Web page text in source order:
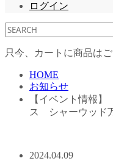
ログイン
只今、カートに商品はご
HOME
お知らせ
【イベント情報
ス シャーウッド
2024.04.09